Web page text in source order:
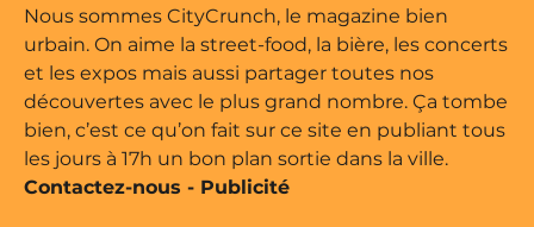
Nous sommes CityCrunch, le magazine bien
urbain. On aime la street-food, la bière, les concerts
et les expos mais aussi partager toutes nos
découvertes avec le plus grand nombre. Ça tombe
bien, c’est ce qu’on fait sur ce site en publiant tous
les jours à 17h un bon plan sortie dans la ville.
Contactez-nous - Publicité